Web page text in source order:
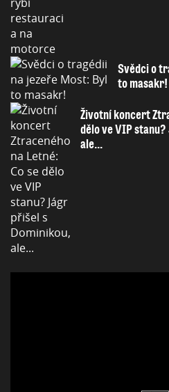
Svědci o
to masakr!
Životní koncert
dělo ve VIP
ale...